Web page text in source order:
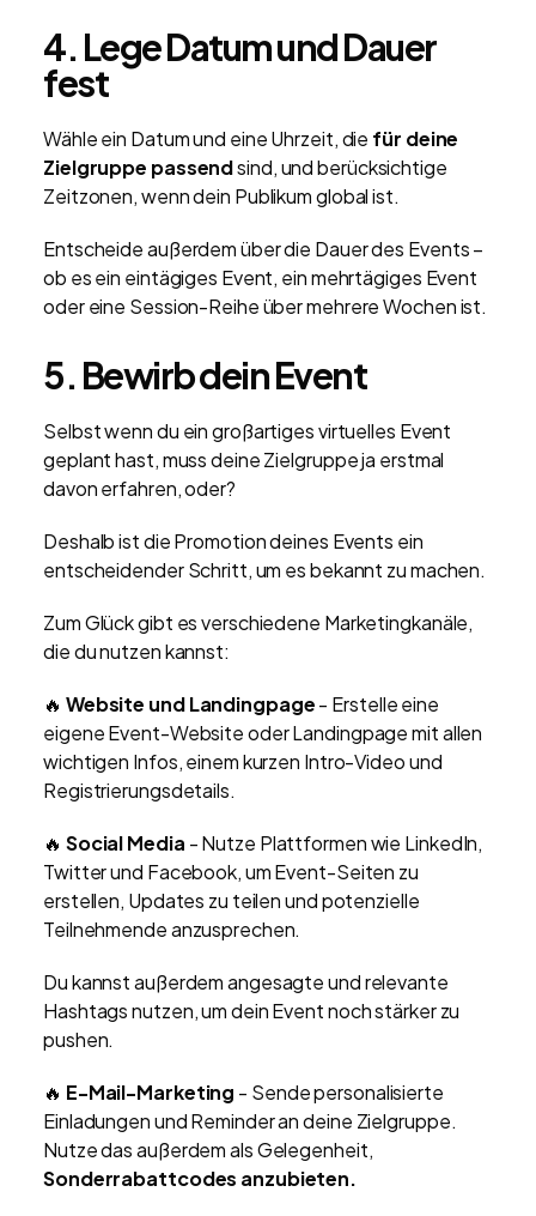
4. Lege Datum und Dauer
fest
Wähle ein Datum und eine Uhrzeit, die für deine
Zielgruppe passendsind, und berücksichtige
Zeitzonen, wenn dein Publikum global ist.
Entscheide außerdem über die Dauer des Events –
ob es ein eintägiges Event, ein mehrtägiges Event
oder eine Session-Reihe über mehrere Wochen ist.
5. Bewirb dein Event
Selbst wenn du ein großartiges virtuelles Event
geplant hast, muss deine Zielgruppe ja erstmal
davon erfahren, oder?
Deshalb ist die Promotion deines Events ein
entscheidender Schritt, um es bekannt zu machen.
Zum Glück gibt es verschiedene Marketingkanäle,
die du nutzen kannst:
🔥 Website und Landingpage- Erstelle eine
eigene Event-Website oder Landingpage mit allen
wichtigen Infos, einem kurzen Intro-Video und
Registrierungsdetails.
🔥 Social Media - Nutze Plattformen wie LinkedIn,
Twitter und Facebook, um Event-Seiten zu
erstellen, Updates zu teilen und potenzielle
Teilnehmende anzusprechen.
Du kannst außerdem angesagte und relevante
Hashtags nutzen, um dein Event noch stärker zu
pushen.
🔥 E-Mail-Marketing - Sende personalisierte
Einladungen und Reminder an deine Zielgruppe.
Nutze das außerdem als Gelegenheit,
Sonderrabattcodes anzubieten.